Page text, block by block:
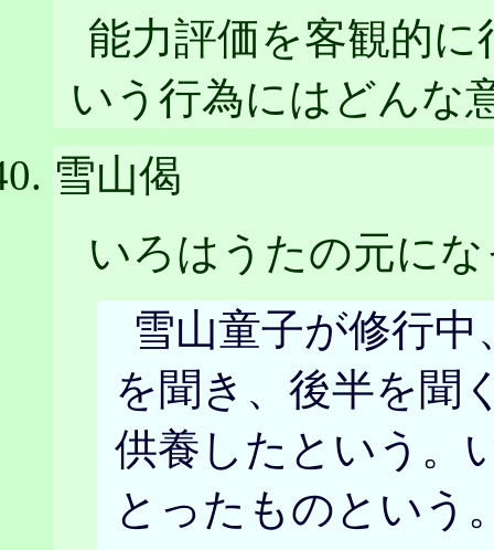
能力評価を客観的
いう行為にはどんな
雪山偈
いろはうたの元に
雪山童子が修行
を聞き、後半を聞
供養したという。
とったものという